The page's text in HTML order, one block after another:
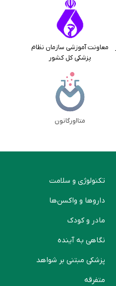
معاونت آموزشی سازمان نظام
پزشکی کل کشور
متااورگانون
تکنولوژی و سلامت
دارو‌ها و واکسن‌ها
مادر و کودک
نگاهی به آینده
پزشکی مبتنی بر شواهد
متفرقه